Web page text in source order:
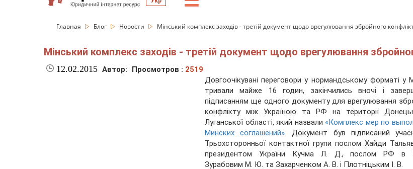
Главная Блог Новости Мінський комплекс заходів - третій документ щодо врегулювання збройного
Мінський комплекс заходів - третій документ щодо врегулювання
12.02.2015 Автор: Просмотров : 2519
Довгоочікувані переговори у нормандському форматі у
тривали майже 16 годин, закінчились вночі і
підписанням ще одного документу для врегулювання
конфлікту між Україною та РФ на території
Луганської області, який назвали «Комплекс мер по
Минских соглашений». Документ був підписаний
Трьохсторонньої контактної групи послом Хайди
президентом України Кучма Л. Д., послом РФ в
Зурабовим М. Ю. та Захарченком А. В. і Плотніцьким І. В.